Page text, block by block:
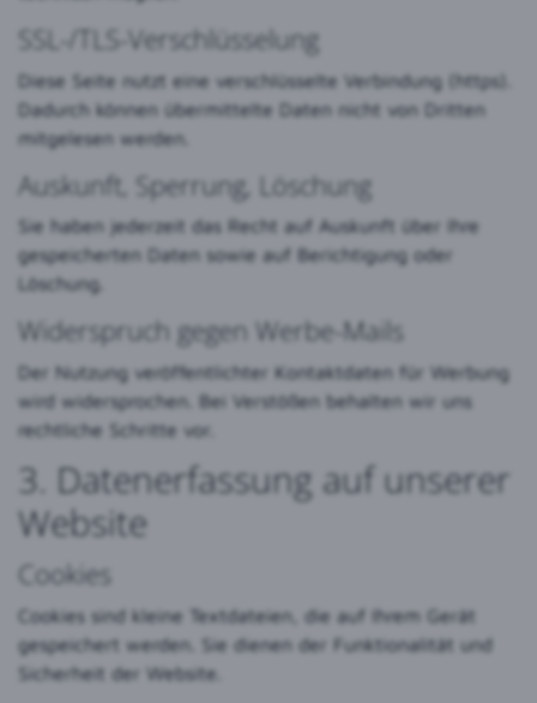
SSL-/TLS-Verschlüsselung
Diese Seite nutzt eine verschlüsselte Verbindung (https).
Dadurch können übermittelte Daten nicht von Dritten
mitgelesen werden.
Auskunft, Sperrung, Löschung
Sie haben jederzeit das Recht auf Auskunft über Ihre
gespeicherten Daten sowie auf Berichtigung oder
Löschung.
Widerspruch gegen Werbe-Mails
Der Nutzung veröffentlichter Kontaktdaten für Werbung
wird widersprochen. Bei Verstößen behalten wir uns
rechtliche Schritte vor.
3. Datenerfassung auf unserer
Website
Cookies
Cookies sind kleine Textdateien, die auf Ihrem Gerät
gespeichert werden. Sie dienen der Funktionalität und
Sicherheit der Website.